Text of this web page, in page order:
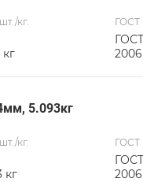
кг.
кг
ГОСТ
2006
5.093кг
кг.
кг
ГОСТ
2006